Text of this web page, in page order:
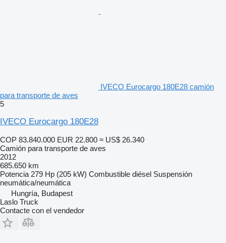
IVECO Eurocargo 180E28 camión
para transporte de aves
5
IVECO Eurocargo 180E28
COP 83.840.000 EUR 22.800 ≈ US$ 26.340
Camión para transporte de aves
2012
685.650 km
Potencia 279 Hp (205 kW) Combustible diésel Suspensión
neumática/neumática
Hungría, Budapest
Laslo Truck
Contacte con el vendedor